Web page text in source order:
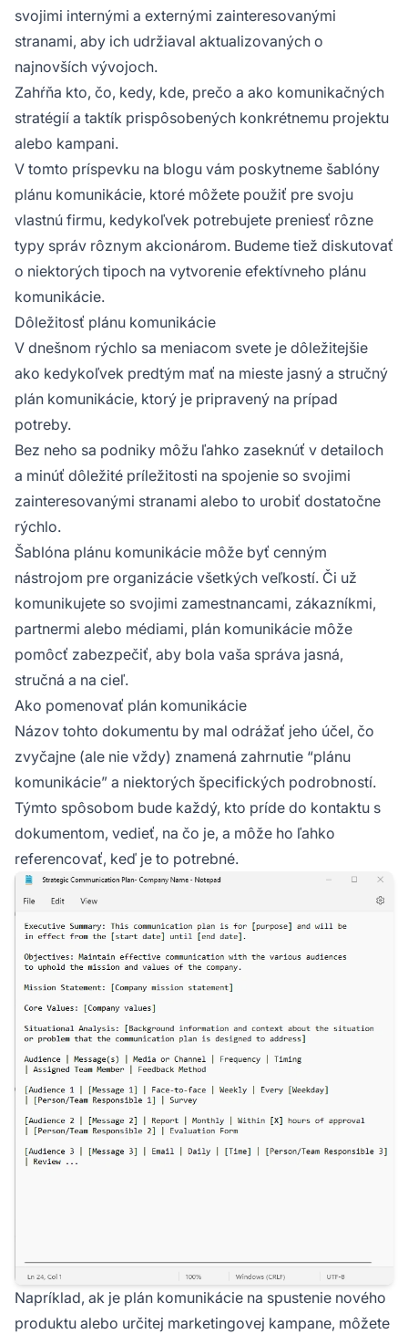
svojimi internými a externými zainteresovanými
stranami, aby ich udržiaval aktualizovaných o
najnovších vývojoch.
Zahŕňa kto, čo, kedy, kde, prečo a ako komunikačných
stratégií a taktík prispôsobených konkrétnemu projektu
alebo kampani.
V tomto príspevku na blogu vám poskytneme šablóny
plánu komunikácie, ktoré môžete použiť pre svoju
vlastnú firmu, kedykoľvek potrebujete preniesť rôzne
typy správ rôznym akcionárom. Budeme tiež diskutovať
o niektorých tipoch na vytvorenie efektívneho plánu
komunikácie.
Dôležitosť plánu komunikácie
V dnešnom rýchlo sa meniacom svete je dôležitejšie
ako kedykoľvek predtým mať na mieste jasný a stručný
plán komunikácie, ktorý je pripravený na prípad
potreby.
Bez neho sa podniky môžu ľahko zaseknúť v detailoch
a minúť dôležité príležitosti na spojenie so svojimi
zainteresovanými stranami alebo to urobiť dostatočne
rýchlo.
Šablóna plánu komunikácie môže byť cenným
nástrojom pre organizácie všetkých veľkostí. Či už
komunikujete so svojimi zamestnancami, zákazníkmi,
partnermi alebo médiami, plán komunikácie môže
pomôcť zabezpečiť, aby bola vaša správa jasná,
stručná a na cieľ.
Ako pomenovať plán komunikácie
Názov tohto dokumentu by mal odrážať jeho účel, čo
zvyčajne (ale nie vždy) znamená zahrnutie “plánu
komunikácie” a niektorých špecifických podrobností.
Týmto spôsobom bude každý, kto príde do kontaktu s
dokumentom, vedieť, na čo je, a môže ho ľahko
referencovať, keď je to potrebné.
Napríklad, ak je plán komunikácie na spustenie nového
produktu alebo určitej marketingovej kampane, môžete